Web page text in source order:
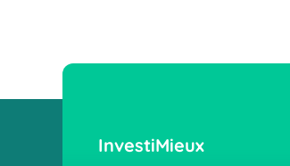
InvestiMieux